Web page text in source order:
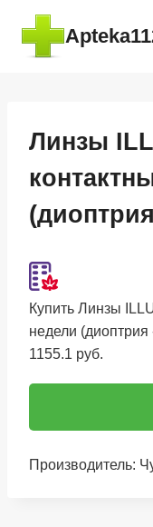
Перейти
содержимому
Линзы
Купить Линзы
недели
1155.1 руб.
Производитель: